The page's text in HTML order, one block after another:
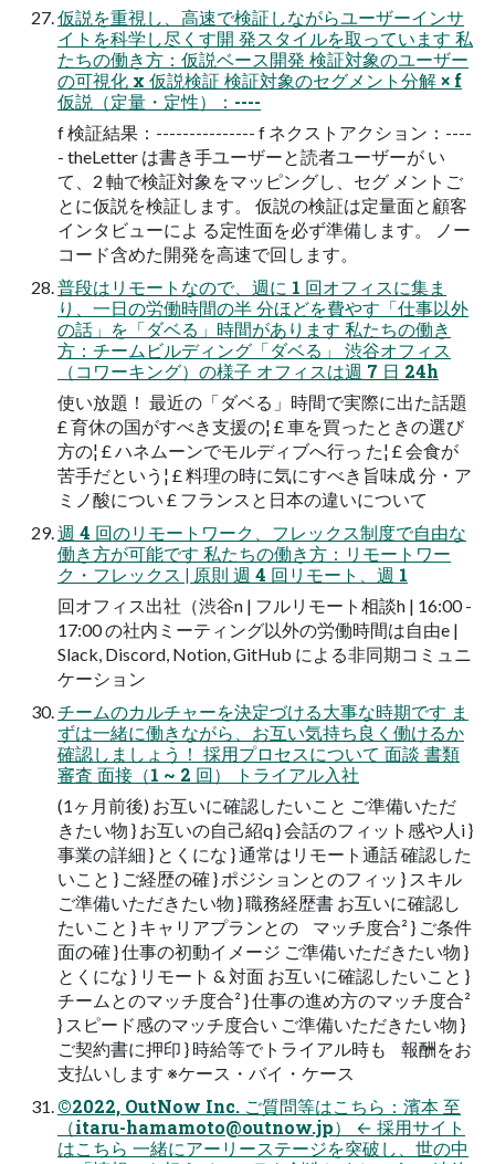
仮説を重視し、高速で検証しながらユーザーインサ
イトを科学し尽くす開 発スタイルを取っています 私
たちの働き方：仮説ベース開発 検証対象のユーザー
の可視化 x 仮説検証 検証対象のセグメント分解 × f
仮説（定量・定性）：----
f 検証結果：--------------- f ネクストアクション：----
- theLetter は書き手ユーザーと読者ユーザーが い
て、2 軸で検証対象をマッピングし、セグ メントご
とに仮説を検証します。 仮説の検証は定量面と顧客
インタビューによ る定性面を必ず準備します。 ノー
コード含めた開発を高速で回します。
普段はリモートなので、週に 1 回オフィスに集ま
り、一日の労働時間の半 分ほどを費やす「仕事以外
の話」を「ダベる」時間があります 私たちの働き
方：チームビルディング「ダベる」 渋谷オフィス
（コワーキング）の様子 オフィスは週 7 日 24h
使い放題！ 最近の「ダベる」時間で実際に出た話題
£ 育休の国がすべき支援の¦ £ 車を買ったときの選び
方の¦ £ ハネムーンでモルディブへ行っ た¦ £ 会食が
苦手だという¦ £ 料理の時に気にすべき旨味成 分・ア
ミノ酸につい £ フランスと日本の違いについて
週 4 回のリモートワーク、フレックス制度で自由な
働き方が可能です 私たちの働き方：リモートワー
ク・フレックス | 原則 週 4 回リモート、週 1
回オフィス出社（渋谷n | フルリモート相談h | 16:00 -
17:00 の社内ミーティング以外の労働時間は自由e |
Slack, Discord, Notion, GitHub による非同期コミュニ
ケーション
チームのカルチャーを決定づける大事な時期です ま
ずは一緒に働きながら、お互い気持ち良く働けるか
確認しましょう！ 採用プロセスについて 面談 書類
審査 面接（1 ~ 2 回） トライアル入社
(1ヶ月前後) お互いに確認したいこと ご準備いただ
きたい物 } お互いの自己紹q } 会話のフィット感や人i }
事業の詳細 } とくにな } 通常はリモート通話 確認した
いこと } ご経歴の確 } ポジションとのフィッ } スキル
ご準備いただきたい物 } 職務経歴書 お互いに確認し
たいこと } キャリアプランとの マッチ度合² } ご条件
面の確 } 仕事の初動イメージ ご準備いただきたい物 }
とくにな } リモート & 対面 お互いに確認したいこと }
チームとのマッチ度合² } 仕事の進め方のマッチ度合²
} スピード感のマッチ度合い ご準備いただきたい物 }
ご契約書に押印 } 時給等でトライアル時も 報酬をお
支払いします ※ケース・バイ・ケース
©2022, OutNow Inc. ご質問等はこちら：濱本 至
（itaru-hamamoto@outnow.jp） ← 採用サイト
はこちら 一緒にアーリーステージを突破し、世の中